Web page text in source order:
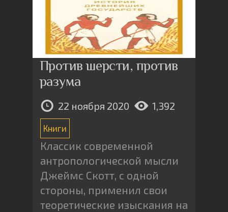
Против шерсти, против
разума
22 ноября 2020 1,392
Книги
Классик современной
антропологической мысли
Джеймс Скотт, с одной
стороны, применил свои
теоретические изыскания на